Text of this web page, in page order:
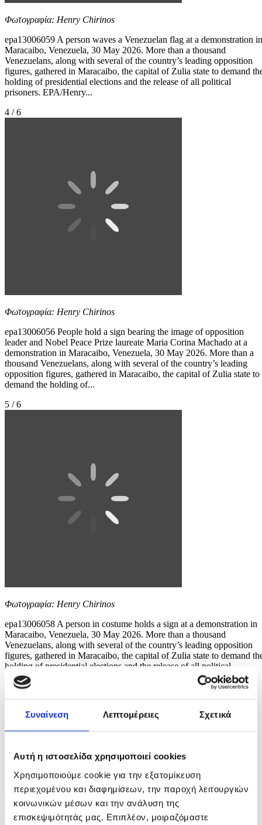
Συναίνεση Λεπτομέρειες Σχετικά
Αυτή η ιστοσελίδα χρησιμοποιεί cookies
Χρησιμοποιούμε cookie για την εξατομίκευση
περιεχομένου και διαφημίσεων, την παροχή λειτουργιών
κοινωνικών μέσων και την ανάλυση της
επισκεψιμότητάς μας. Επιπλέον, μοιραζόμαστε
Φωτογραφία: Henry Chirinos
epa13006059 A person waves a Venezuelan flag at a demonstration in
Maracaibo, Venezuela, 30 May 2026. More than a thousand
Venezuelans, along with several of the country’s leading opposition
figures, gathered in Maracaibo, the capital of Zulia state to demand
holding of presidential elections and the release of all political
prisoners. EPA/Henry...
4 / 6
Φωτογραφία: Henry Chirinos
epa13006056 People hold a sign bearing the image of opposition
leader and Nobel Peace Prize laureate Maria Corina Machado at a
demonstration in Maracaibo, Venezuela, 30 May 2026. More than a
thousand Venezuelans, along with several of the country’s leading
opposition figures, gathered in Maracaibo, the capital of Zulia state to
demand the holding of...
5 / 6
Φωτογραφία: Henry Chirinos
epa13006058 A person in costume holds a sign at a demonstration in
Maracaibo, Venezuela, 30 May 2026. More than a thousand
Venezuelans, along with several of the country’s leading opposition
figures, gathered in Maracaibo, the capital of Zulia state to demand
holding of presidential elections and the release of all political
prisoners. EPA/Henry...
ΦΩΤΟ